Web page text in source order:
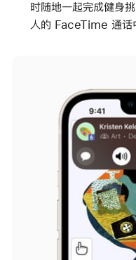
时随地一起完成健身
人的 FaceTime 通话